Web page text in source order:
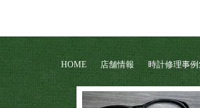
HOME 店舗情報 時計修理事